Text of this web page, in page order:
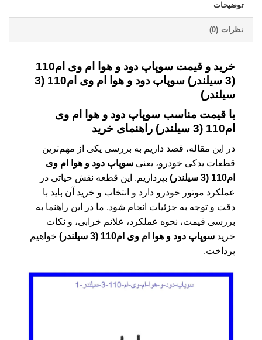
توضیحات
نظرات (0)
خرید و قیمت سوپاپ دود و هوا ام وی ام110
(3 سیلندر)
سوپاپ دود و هوا ام وی ام110 (3
سیلندر)
با قیمت مناسب سوپاپ دود و هوا ام وی
ام110 (3 سیلندر)
راهنمای خرید
در این مقاله، قصد داریم به بررسی یکی از مهم‌ترین
قطعات یدکی خودرو، یعنی سوپاپ دود و هوا ام وی
ام110 (3 سیلندر)
بپردازیم. این قطعه نقش حیاتی در
عملکرد موتور خودرو دارد و انتخاب و خرید آن باید با
دقت و توجه به جزئیات انجام شود. ما در این راهنما به
بررسی قیمت، نحوه عملکرد، علائم خرابی، و نکات
خرید سوپاپ دود و هوا ام وی ام110 (3 سیلندر)
خواهیم
پرداخت.